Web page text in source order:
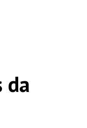
da